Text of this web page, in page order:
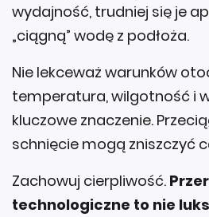
wydajność, trudniej się je
„ciągną” wodę z podłoża.
Nie lekceważ warunków
temperatura, wilgotność i
kluczowe znaczenie.
schnięcie mogą zniszczyć
Zachowuj cierpliwość.
technologiczne to nie